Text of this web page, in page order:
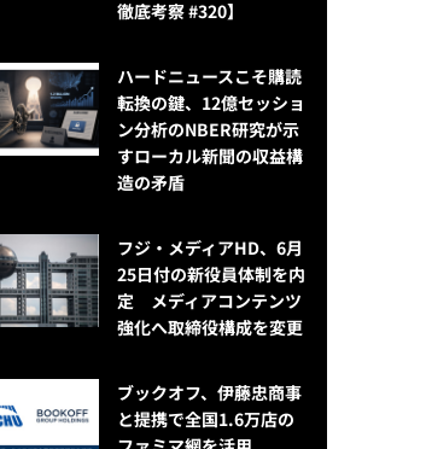
徹底考察 #320】
ハードニュースこそ購読
転換の鍵、12億セッショ
ン分析のNBER研究が示
すローカル新聞の収益構
造の矛盾
フジ・メディアHD、6月
25日付の新役員体制を内
定 メディアコンテンツ
強化へ取締役構成を変更
ブックオフ、伊藤忠商事
と提携で全国1.6万店の